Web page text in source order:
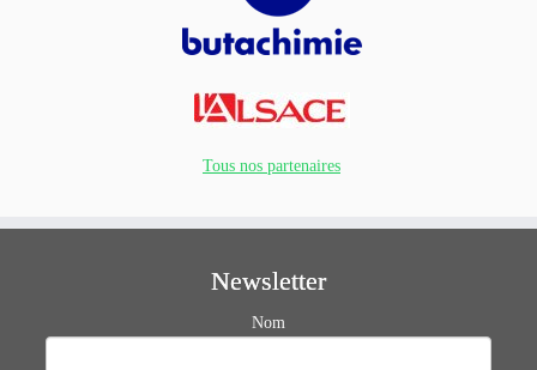
Tous nos partenaires
Newsletter
Nom